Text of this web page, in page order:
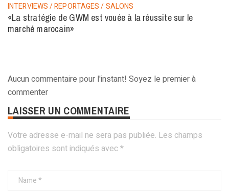
INTERVIEWS / REPORTAGES / SALONS
«La stratégie de GWM est vouée à la réussite sur le
marché marocain»
Aucun commentaire pour l'instant! Soyez le premier à
commenter
LAISSER UN COMMENTAIRE
Votre adresse e-mail ne sera pas publiée. Les champs
obligatoires sont indiqués avec*